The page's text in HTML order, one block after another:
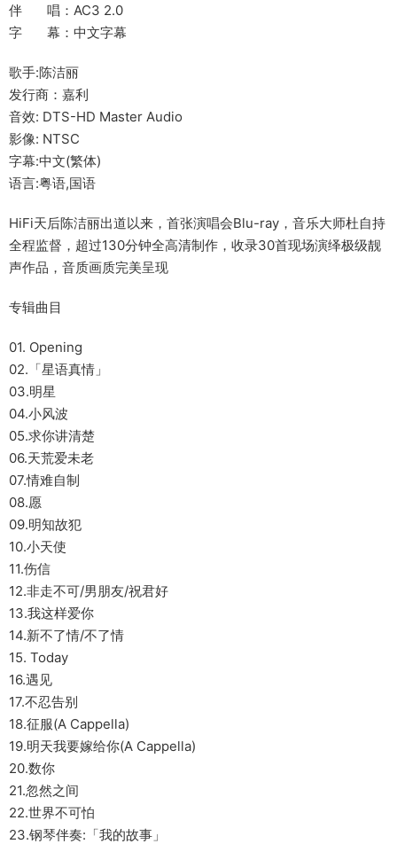
伴 唱：AC3 2.0
字 幕：中文字幕
歌手:陈洁丽
发行商：嘉利
音效: DTS-HD Master Audio
影像: NTSC
字幕:中文(繁体)
语言:粤语,国语
HiFi天后陈洁丽出道以来，首张演唱会Blu-ray，音乐大师杜自持
全程监督，超过130分钟全高清制作，收录30首现场演绎极级靓
声作品，音质画质完美呈现
专辑曲目
01. Opening
02.「星语真情」
03.明星
04.小风波
05.求你讲清楚
06.天荒爱未老
07.情难自制
08.愿
09.明知故犯
10.小天使
11.伤信
12.非走不可/男朋友/祝君好
13.我这样爱你
14.新不了情/不了情
15. Today
16.遇见
17.不忍告别
18.征服(A Cappella)
19.明天我要嫁给你(A Cappella)
20.数你
21.忽然之间
22.世界不可怕
23.钢琴伴奏:「我的故事」